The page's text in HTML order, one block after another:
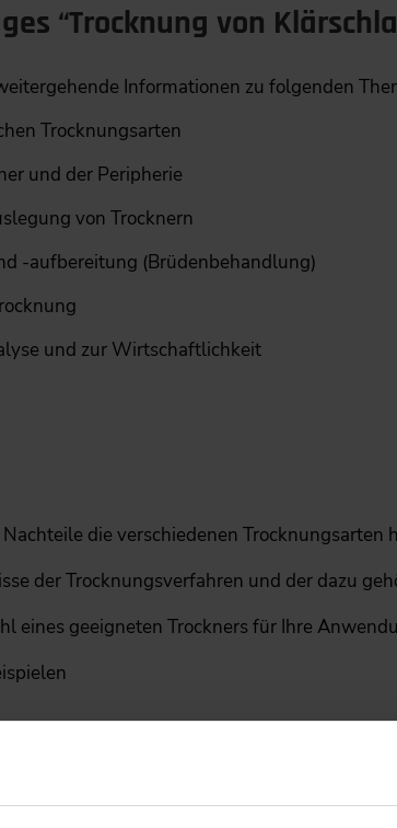
“Trocknung von
Informationen zu folgenden
Trocknungsarten
und der Peripherie
von Trocknern
-aufbereitung (Brüdenbehandlung)
und zur Wirtschaftlichkeit
die verschiedenen Trocknungsarten
der Trocknungsverfahren und der dazu
eines geeigneten Trockners für Ihre
„Trocknung von